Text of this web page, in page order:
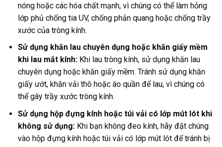
nóng hoặc các hóa chất mạnh, vì chúng có thể làm hỏng
lớp phủ chống tia UV, chống phản quang hoặc chống trầy
xước của tròng kính.
Sử dụng khăn lau chuyên dụng hoặc khăn giấy mềm
khi lau mắt kính:Khi lau tròng kính, sử dụng khăn lau
chuyên dụng hoặc khăn giấy mềm. Tránh sử dụng khăn
giấy ướt, khăn vải thô hoặc áo quần để lau, vì chúng có
thể gây trầy xước tròng kính.
Sử dụng hộp đựng kính hoặc túi vải có lớp mút lót khi
không sử dụng:Khi bạn không đeo kính, hãy đặt chúng
vào hộp đựng kính hoặc túi vải có lớp mút lót để tránh bị